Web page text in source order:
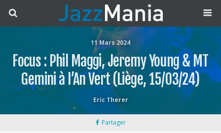
11 Mars 2024
Focus : Phil Maggi, Jeremy Young & MT
Gemini à l’An Vert (Liège, 15/03/24)
Eric Therer
Partager